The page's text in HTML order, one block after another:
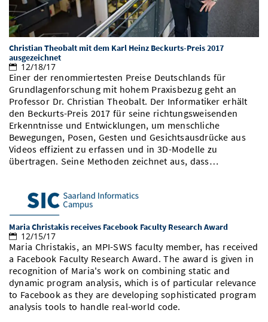
Christian Theobalt mit dem Karl Heinz Beckurts-Preis 2017
ausgezeichnet
12/18/17
Einer der renommiertesten Preise Deutschlands für
Grundlagenforschung mit hohem Praxisbezug geht an
Professor Dr. Christian Theobalt. Der Informatiker erhält
den Beckurts-Preis 2017 für seine richtungsweisenden
Erkenntnisse und Entwicklungen, um menschliche
Bewegungen, Posen, Gesten und Gesichtsausdrücke aus
Videos effizient zu erfassen und in 3D-Modelle zu
übertragen. Seine Methoden zeichnet aus, dass…
Maria Christakis receives Facebook Faculty Research Award
12/15/17
Maria Christakis, an MPI-SWS faculty member, has received
a Facebook Faculty Research Award. The award is given in
recognition of Maria's work on combining static and
dynamic program analysis, which is of particular relevance
to Facebook as they are developing sophisticated program
analysis tools to handle real-world code.